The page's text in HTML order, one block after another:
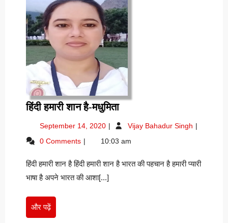
हिंदी हमारी शान है-मधुमिताहिंदी
शान
है-
September 14, 2020 September
2020
Vijay Bahadur Singh हिंदी
मधुमिता
0 Comments 10:03 am
हिंदी हमारी शान है हिंदी हमारी शान है भारत की पहचान है हमारी प्यारी
भाषा है अपने भारत की आशा[...]
और पढ़ेंऔर
पढ़ें